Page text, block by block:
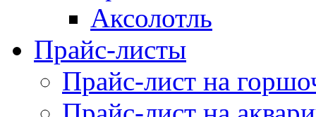
Аксолотль
Прайс-листы
Прайс-лист на